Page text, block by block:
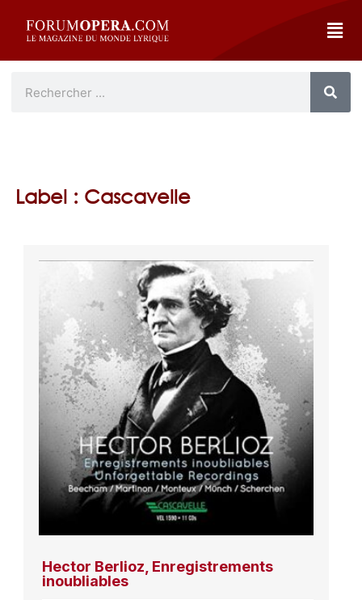
Label : Cascavelle
Hector Berlioz, Enregistrements
inoubliables